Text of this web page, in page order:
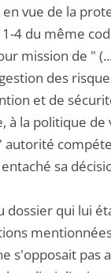
vue de la
4 du même
mission de "
des
et de
la politique de
sa
qui lui
s'opposait pas